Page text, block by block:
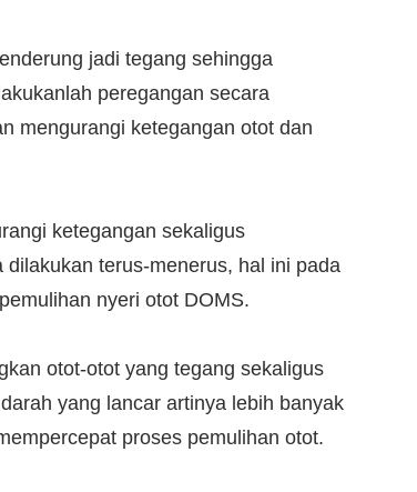
jadi tegang sehingga
peregangan secara
mengurangi ketegangan otot dan
ketegangan sekaligus
terus-menerus, hal ini pada
nyeri otot DOMS.
otot-otot yang tegang sekaligus
yang lancar artinya lebih banyak
proses pemulihan otot.